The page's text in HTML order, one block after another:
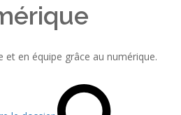
et en équipe grâce au numérique.